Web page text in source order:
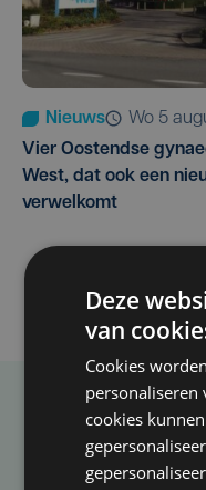
Nieuws
wo 5
Vier Oostendse
West, dat ook een
verwelkomt
Heb je een taal-
Deze
van
Cookies
personaliseren
cookies